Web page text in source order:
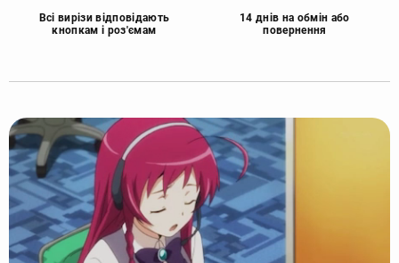
Всі вирізи відповідають
кнопкам і роз'ємам
14 днів на обмін або
повернення